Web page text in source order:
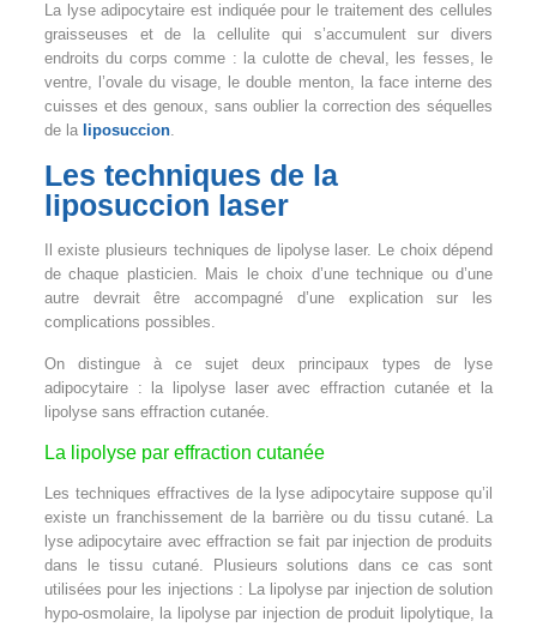
La lyse adipocytaire est indiquée pour le traitement des cellules
graisseuses et de la cellulite qui s’accumulent sur divers
endroits du corps comme : la culotte de cheval, les fesses, le
ventre, l’ovale du visage, le double menton, la face interne des
cuisses et des genoux, sans oublier la correction des séquelles
de la liposuccion.
Les techniques de la
liposuccion laser
Il existe plusieurs techniques de lipolyse laser. Le choix dépend
de chaque plasticien. Mais le choix d’une technique ou d’une
autre devrait être accompagné d’une explication sur les
complications possibles.
On distingue à ce sujet deux principaux types de lyse
adipocytaire : la lipolyse laser avec effraction cutanée et la
lipolyse sans effraction cutanée.
La lipolyse par effraction cutanée
Les techniques effractives de la lyse adipocytaire suppose qu’il
existe un franchissement de la barrière ou du tissu cutané. La
lyse adipocytaire avec effraction se fait par injection de produits
dans le tissu cutané. Plusieurs solutions dans ce cas sont
utilisées pour les injections : La lipolyse par injection de solution
hypo-osmolaire, la lipolyse par injection de produit lipolytique, Ia